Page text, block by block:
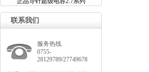
联系我们
服务热线
0755-
28129789/27749678